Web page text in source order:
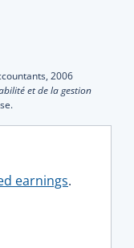
2006
et de la gestion
earnings.